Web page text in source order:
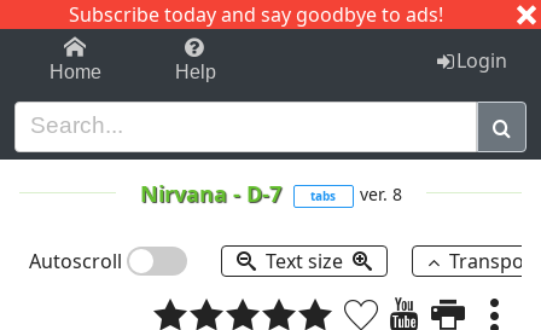
Subscribe today and say goodbye to ads!
1-9 C I J
Home Help Login
Nirvana- D-7 tabs ver. 8
Autoscroll Text size